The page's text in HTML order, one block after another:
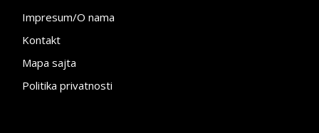
Impresum/O nama
Kontakt
Mapa sajta
Politika privatnosti